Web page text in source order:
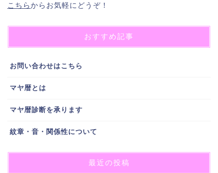
こちらからお気軽にどうぞ！
おすすめ記事
お問い合わせはこちら
マヤ暦とは
マヤ暦診断を承ります
紋章・音・関係性について
最近の投稿